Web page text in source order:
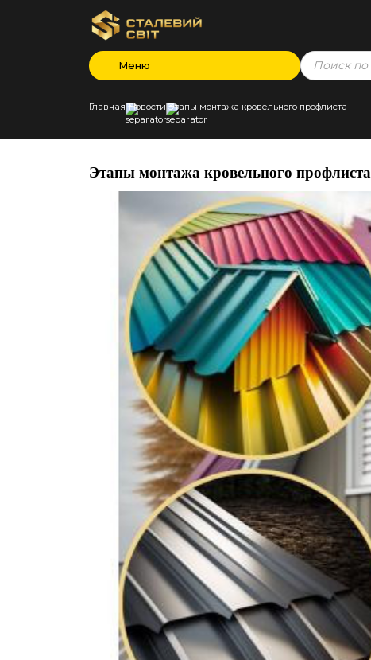
Меню
Products
search
Главная Новости Этапы монтажа кровельного профлиста
Этапы монтажа кровельного профлиста